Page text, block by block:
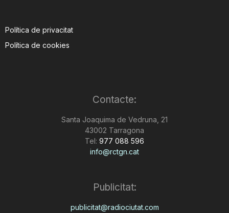
Política de privacitat
Política de cookies
Contacte:
Santa Joaquima de Vedruna, 21
43002 Tarragona
Tel: 977 088 596
info@rctgn.cat
Publicitat:
publicitat@radiociutat.com